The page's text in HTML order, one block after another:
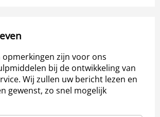
opmerkingen zijn voor ons
bij de ontwikkeling van
Wij zullen uw bericht lezen en
gewenst, zo snel mogelijk